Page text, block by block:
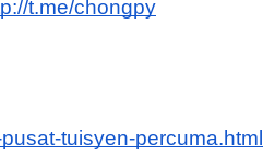
t.me/chongpy
tuisyen-percuma.html